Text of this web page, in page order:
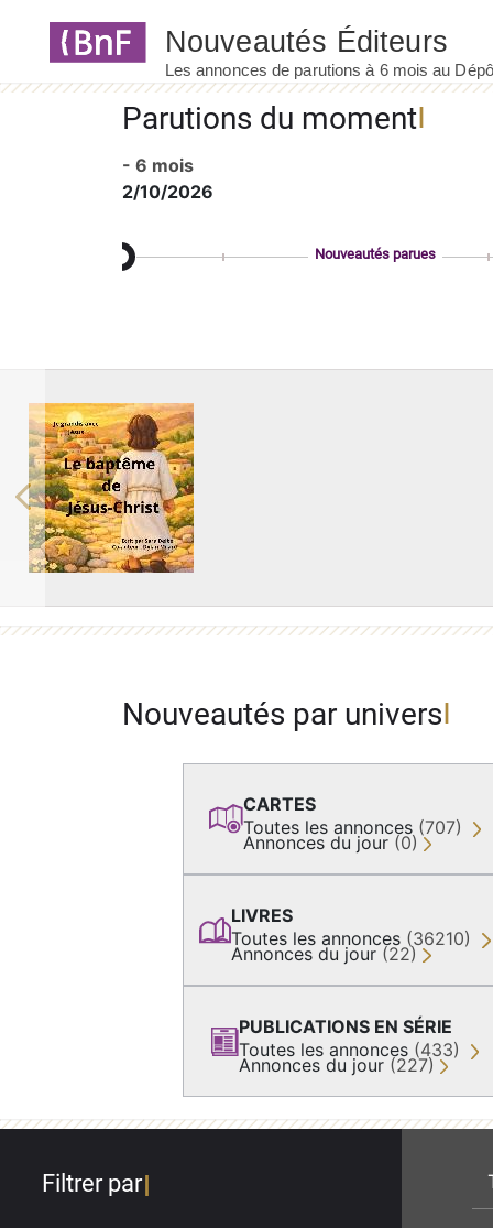
Parutions du moment
- 6 mois
2/10/2026
Nouveautés parues
Previous
Nouveautés par univers
CARTES
Toutes les annonces (707)
Annonces du jour (0)
LIVRES
Toutes les annonces (36210)
Annonces du jour (22)
PUBLICATIONS EN SÉRIE
Toutes les annonces (433)
Annonces du jour (227)
Filtrer par